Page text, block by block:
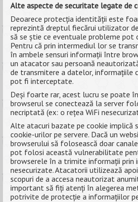
Alte aspecte de securitate legate de
Deoarece protecția identității este
reprezintă dreptul fiecărui utilizator
să se știe ce eventuale probleme pot
Pentru că prin intermediul lor se
în ambele sensuri informații între
un atacator sau persoană
de transmitere a datelor, informațiile
pot fi interceptate.
Deși foarte rar, acest lucru se poate
browserul se conectează la server
necriptată (ex: o rețea WiFi
Alte atacuri bazate pe cookie implică
cookie-urilor pe servere. Dacă un
browserului să folosească doar
pot folosi această vulnerabilitate
browserele în a trimite informații prin
nesecurizate. Atacatorii utilizează
scopuri de a accesa neautorizat
important să fiți atenți în alegerea
potrivite de protecție a informațiilor